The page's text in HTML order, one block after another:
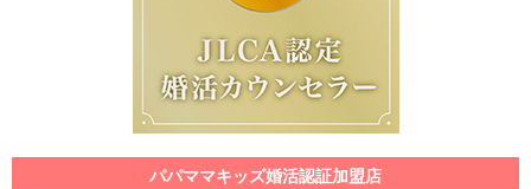
パパママキッズ婚活認証加盟店